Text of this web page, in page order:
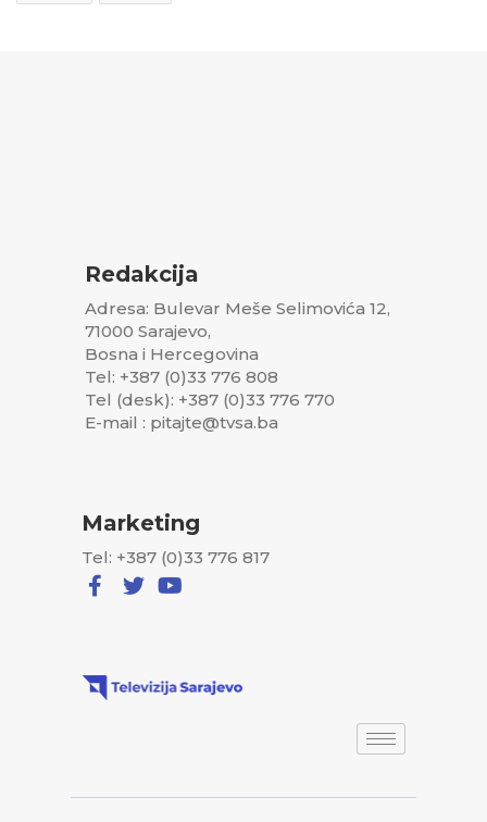
Redakcija
Adresa: Bulevar Meše Selimovića 12,
71000 Sarajevo,
Bosna i Hercegovina
Tel: +387 (0)33 776 808
Tel (desk): +387 (0)33 776 770
E-mail : pitajte@tvsa.ba
Marketing
Tel: +387 (0)33 776 817